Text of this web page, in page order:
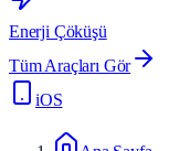
Enerji Çöküşü
Tüm Araçları Gör
iOS